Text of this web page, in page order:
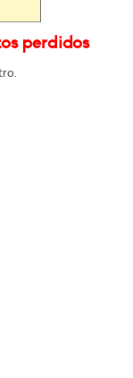
perdidos